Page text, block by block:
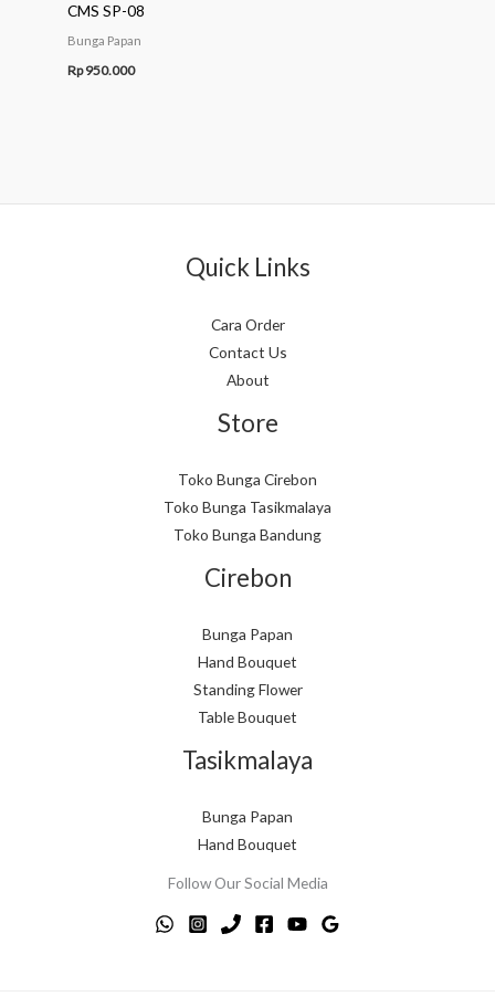
CMS SP-08
Bunga Papan
Rp950.000
Quick Links
Cara Order
Contact Us
About
Store
Toko Bunga Cirebon
Toko Bunga Tasikmalaya
Toko Bunga Bandung
Cirebon
Bunga Papan
Hand Bouquet
Standing Flower
Table Bouquet
Tasikmalaya
Bunga Papan
Hand Bouquet
Follow Our Social Media